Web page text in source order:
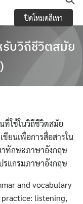
academic
ยและสภาพ
บวิถีชีวิตสมัย
ใช้ในวิถีชีวิตสมัย
ยนเพื่อการสื่อสารใน
าทักษะภาษาอังกฤษ
รแกรมภาษาอังกฤษ
and vocabulary
listening,
ปิดโหมดสีเทา